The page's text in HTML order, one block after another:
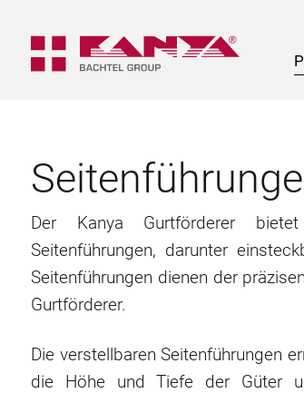
Der Kanya Gurtförderer
Seitenführungen, darunter
Seitenführungen dienen der
Gurtförderer.
Die verstellbaren Seitenführungen
die Höhe und Tiefe der Güter